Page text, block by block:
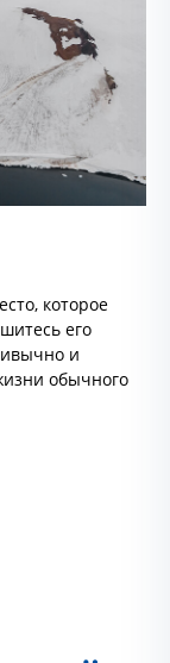
которое
его
и
обычного